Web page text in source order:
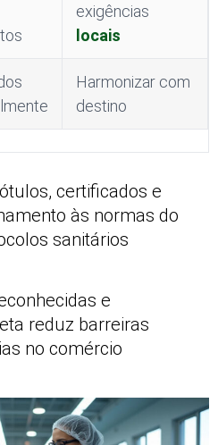
exigências
locais
Harmonizar com
destino
certificados e
às normas do
sanitários
e
reduz barreiras
no comércio